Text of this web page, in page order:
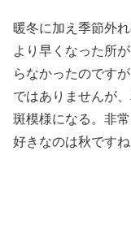
暖冬に加え季節外
より早くなった所
らなかったのです
ではありませんが
斑模様になる。非
好きなのは秋ですね